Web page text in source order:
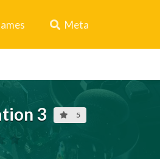
Meta
3 5